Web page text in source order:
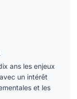
ans les enjeux
un intérêt
et les